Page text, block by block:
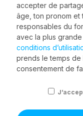
accepter de
âge, ton pronom et
responsables du
avec la plus
conditions
prends le temps
consentement de